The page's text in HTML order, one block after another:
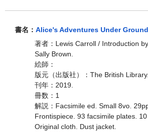
書名： Alice's Adventures Under
著者：Lewis Carroll / Introduction by
Sally Brown.
絵師：
版元（出版社）：The British Library.
刊年：2019.
冊数：1
解説：Facsimile ed. Small 8vo.
Frontispiece. 93 facsimile plates. 10
Original cloth. Dust jacket.